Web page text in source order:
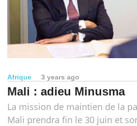
Afrique 3 years ago
Mali : adieu Minusma
La mission de maintien de la
Mali prendra fin le 30 juin et